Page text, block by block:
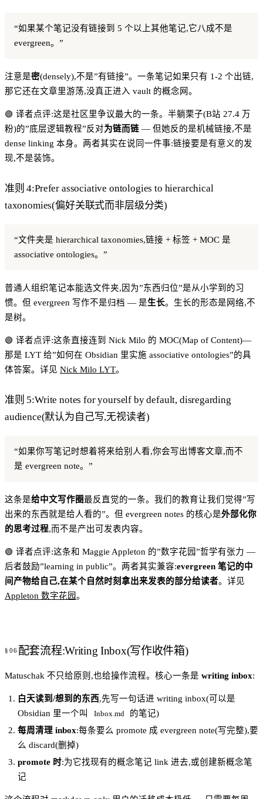
“如果某个笔记没有链接到 5 个以上其他笔记,它八成不是
evergreen。”
注意是密(densely),不是”有链接”。一条笔记如果只有 1-2 个出链,
那它还在文章里游荡,没真正进入 vault 的概念网。
🟢 译者点评:这是社区里争议最大的一条。半躺栗子(B站 27.4 万
粉)的”底层逻辑教程”反对为链而链 — 但她反的是机械链接,不是
dense linking 本身。两者其实在说同一件事:链接要是有意义的发
现,不是装饰。
准则 4:Prefer associative ontologies to hierarchical
taxonomies(偏好关联式而非层级分类)
“文件夹是 hierarchical taxonomies,链接 + 标签 + MOC 是
associative ontologies。”
普通人组织笔记本能选文件夹,因为”东西归位”是从小学到的习
惯。但 evergreen 写作不是归档 — 是生长。生长的形态是网络,不
是树。
🟢 译者点评:这条直接连到 Nick Milo 的 MOC(Map of Content)—
那是 LYT 给”如何在 Obsidian 里实施 associative ontologies”的具
体答案。详见 Nick Milo LYT。
准则 5:Write notes for yourself by default, disregarding
audience(默认为自己写,无视读者)
“如果你写笔记时想着将来给别人看,你会写出博客文章,而不
是 evergreen note。”
这条是给中文写作圈最反直觉的一条。我们的教育让我们觉得”写
出来的东西就是给人看的”。但 evergreen notes 的核心是外部化你
的思考过程,而不是产出可发表内容。
🟢 译者点评:这条和 Maggie Appleton 的”数字花园”哲学有张力 —
后者鼓励”learning in public”。两者其实兼容:evergreen 笔记的中
间产物给自己,在某个自然时刻拿出来发表的部分给读者。详见
Appleton 数字花园。
配套流程:Writing Inbox(写作收件箱)
Matuschak 不只给原则,也给操作流程。核心一条是 writing inbox:
白天读到/想到的东西,先写一句话进 writing inbox(可以是
Obsidian 里一个叫
Inbox.md
的笔记)
每周清理 inbox:每条要么 promote 成 evergreen note(写完整),要
么 discard(删掉)
promote 时:为它找现有的概念笔记 link 进去,或创建新概念笔
记